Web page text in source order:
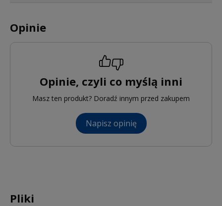
Opinie
Opinie, czyli co myślą inni
Masz ten produkt? Doradź innym przed zakupem
Napisz opinię
Pliki